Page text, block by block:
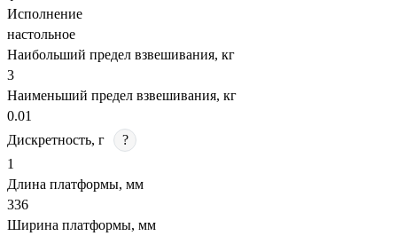
Исполнение
настольное
Наибольший предел взвешивания, кг
3
Наименьший предел взвешивания, кг
0.01
Дискретность, г
?
1
Длина платформы, мм
336
Ширина платформы, мм